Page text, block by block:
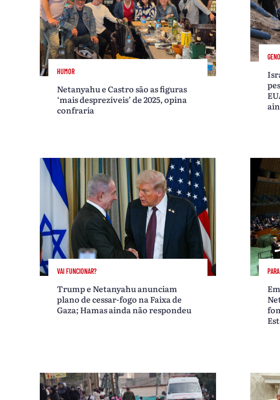
HUMOR
Netanyahu e Castro são as figuras
‘mais desprezíveis’ de 2025, opina
confraria
VAI FUNCIONAR?
Trump e Netanyahu anunciam
plano de cessar-fogo na Faixa de
Gaza; Hamas ainda não respondeu